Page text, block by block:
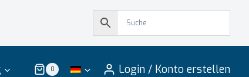
0 Login / Konto erstellen